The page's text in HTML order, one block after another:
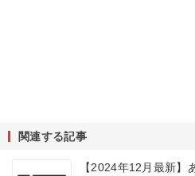
関連する記事
【2024年12月最新】